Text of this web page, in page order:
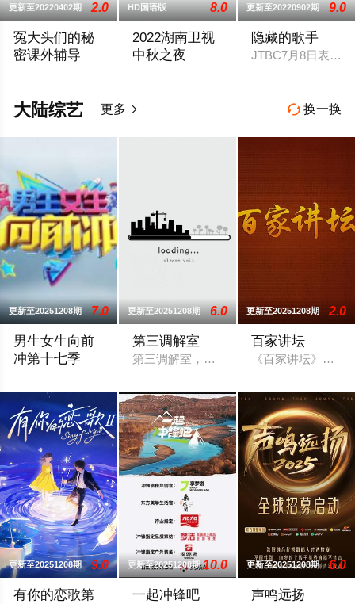
更新至20220402期 2.0
冤大头们的秘
密课外辅导
HD国语版 8.0
2022湖南卫视
中秋之夜
更新至20220902期 9.0
隐藏的歌手
JTBC7月8日表示
 换一换
大陆综艺 更多 
更新至20251208期 7.0
男生女生向前
冲第十七季
更新至20251208期 6.0
第三调解室
第三调解室，说法，说理，说亲情。第三
更新至20251208期 2.0
百家讲坛
《百家讲坛》是
更新至20251208期 9.0
有你的恋歌第
更新至20251208期 10.0
一起冲锋吧
更新至20251208期 6.0
声鸣远扬